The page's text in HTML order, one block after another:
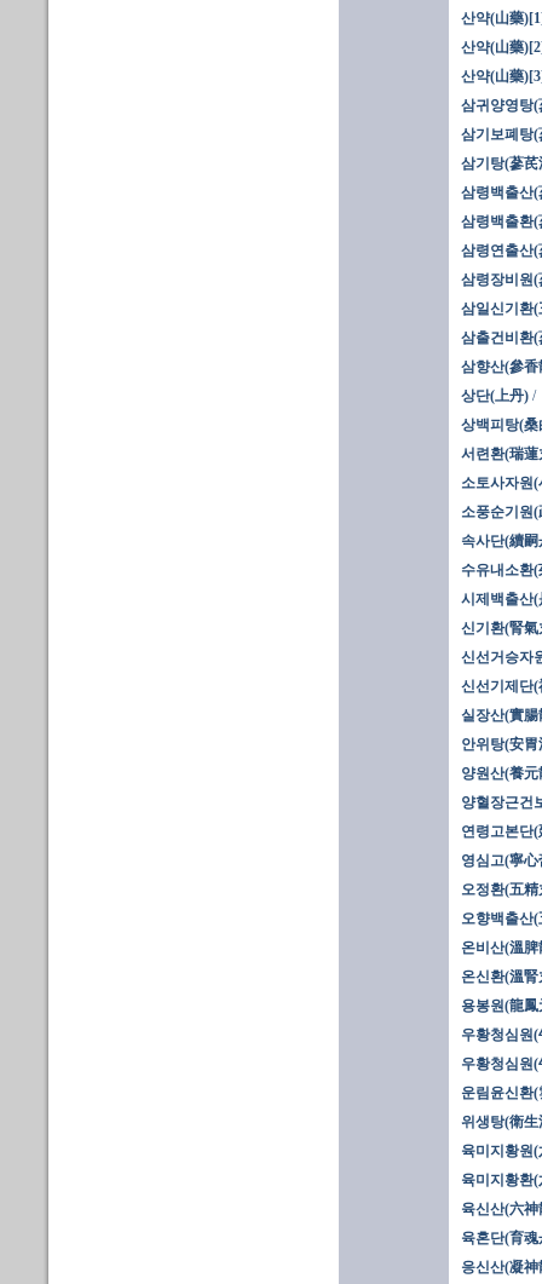
산약(山藥
산약(山藥
산약(山藥
삼귀양영탕
삼기보폐탕
삼기탕(蔘芪
삼령백출산
삼령백출환
삼령연출산
삼령장비원
삼일신기환
삼출건비환
삼향산(參香
상단(上丹) /
상백피탕(桑
서련환(瑞蓮
소토사자원
소풍순기원
속사단(續嗣
수유내소환
시제백출산
신기환(腎氣
신선거승자
신선기제단
실장산(實腸
안위탕(安胃
양원산(養元
양혈장근건
연령고본단
영심고(寧心
오정환(五精
오향백출산
온비산(溫脾
온신환(溫腎
용봉원(龍鳳
우황청심원
우황청심원
운림윤신환
위생탕(衛生
육미지황원
육미지황환
육신산(六神
육혼단(育魂
응신산(凝神